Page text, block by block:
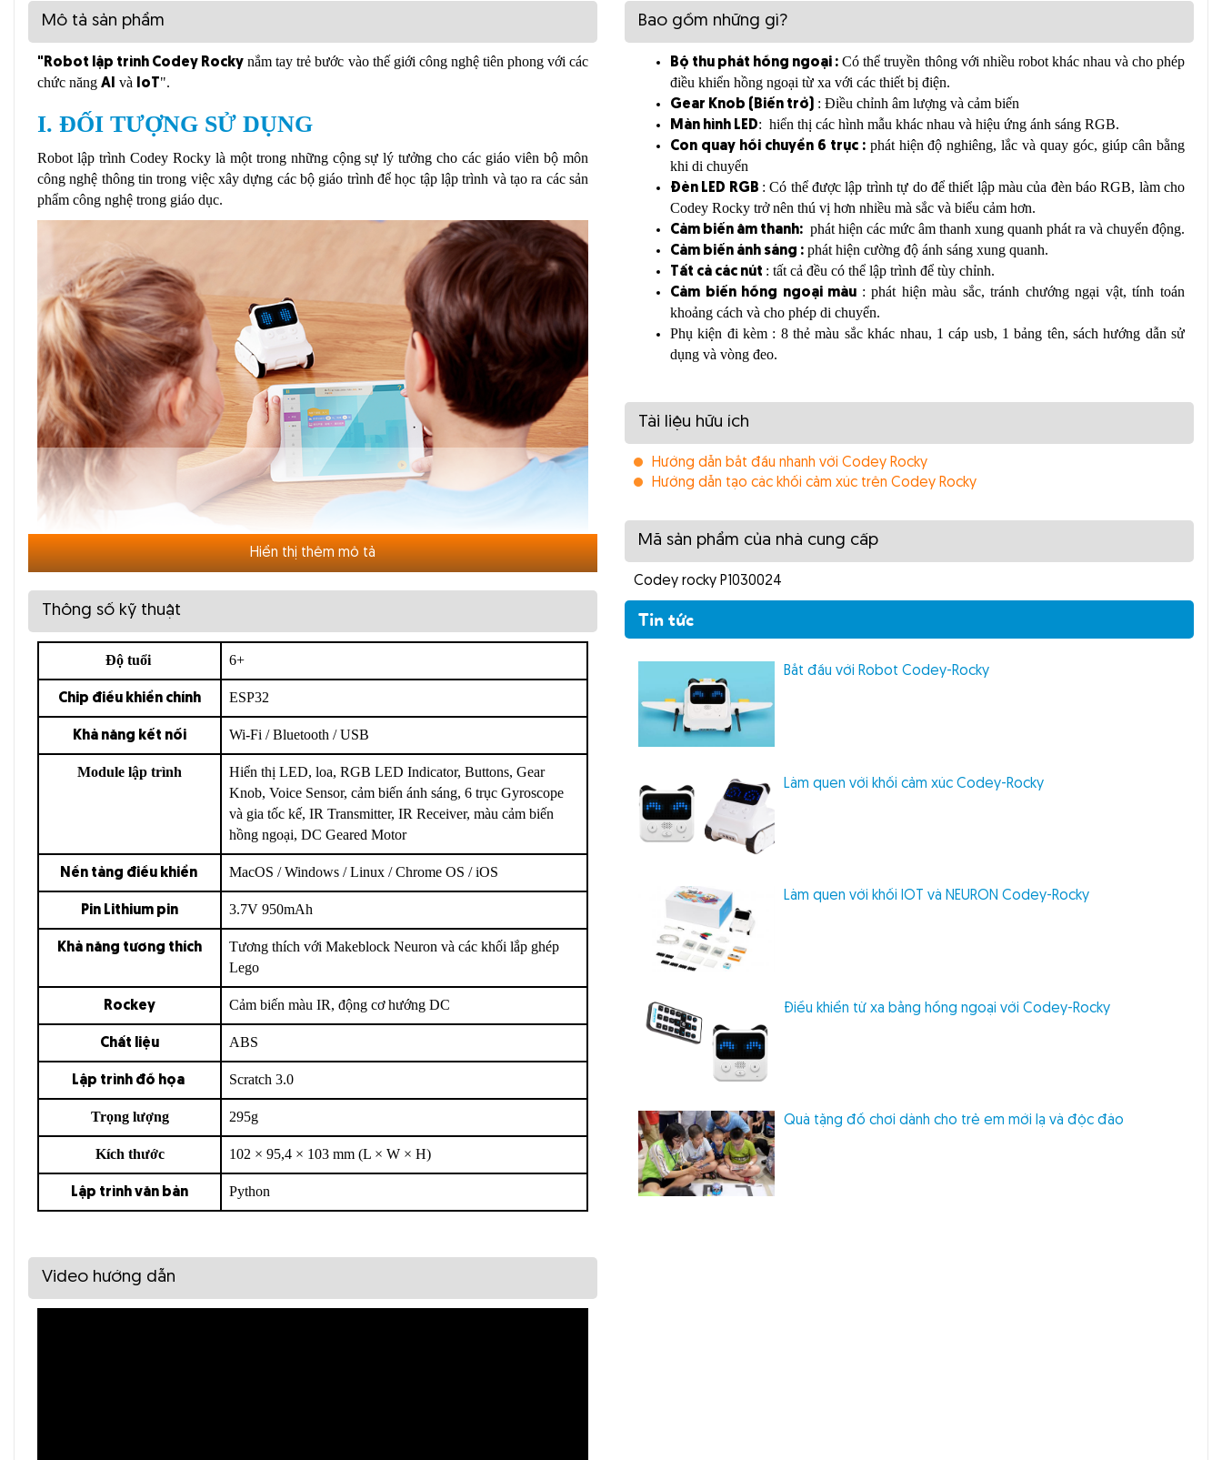
Mô tả sản phẩm
"Robot lập trình Codey Rocky nắm tay trẻ bước vào thế giới công nghệ tiên phong với các
chức năng AI và IoT".
I. ĐỐI TƯỢNG SỬ DỤNG
Robot lập trình Codey Rocky là một trong những cộng sự lý tưởng cho các giáo viên bộ môn
công nghệ thông tin trong việc xây dựng các bộ giáo trình để học tập lập trình và tạo ra các sản
phẩm công nghệ trong giáo dục.
Sản phẩm rất phù hợp để đưa vào các cấp giáo dục như
cứu xây dựng một hệ thống bài giảng lý tưởng về lập trình Scratch, Python, AI và IOT.
Ngoài ra bộ sản phẩm
robot và các cuộc thi sáng tạo tài năng trẻ.
II. NHỮNG BỘ PHẬN CẦU THÀNH TRÊN CODEY
ROCKY
1. Thiết kế 2 trong 1 thích hợp cho đa dạng các tình huống
Hai thiết kế trong cùng một bộ sản phẩm Codey Rocky bao gồm
Rocky
2. Brainy Codey
Được trang bị nhiều cảm biến tích hợp với hơn 10 mô-đun điện tử có thể lập trình, ngoài ra nó
3. Agile Rocky
Là bộ phận cơ thể của
Hiển thị thêm mô tả
Thông số kỹ thuật
Độ tuổi 6+
Chip điều khiển chính ESP32
Khả năng kết nối Wi-Fi / Bluetooth / USB
Module lập trình
Hiển thị LED, loa, RGB LED Indicator, Buttons, Gear
Knob, Voice Sensor, cảm biến ánh sáng, 6 trục Gyroscope
và gia tốc kế, IR Transmitter, IR Receiver, màu cảm biến
hồng ngoại, DC Geared Motor
Nền tảng điều khiển MacOS / Windows / Linux / Chrome OS / iOS
Pin Lithium pin 3.7V 950mAh
Khả năng tương thích
Tương thích với Makeblock Neuron và các khối lắp ghép
Lego
Rockey Cảm biến màu IR, động cơ hướng DC
Chất liệu ABS
Lập trình đồ họa Scratch 3.0
Trọng lượng 295g
Kích thước 102 × 95,4 × 103 mm (L × W × H)
Lập trình văn bản Python
Video hướng dẫn
Bao gồm những gì?
Bộ thu phát hồng ngoại : Có thể truyền thông với nhiều robot khác nhau và cho phép
điều khiển hồng ngoại từ xa với các thiết bị điện.
Gear Knob (Biến trở) : Điều chỉnh âm lượng và cảm biến
Màn hình LED: hiển thị các hình mẫu khác nhau và hiệu ứng ánh sáng RGB.
Con quay hồi chuyển 6 trục :phát hiện độ nghiêng, lắc và quay góc, giúp cân bằng
khi di chuyển
Đèn LED RGB : Có thể được lập trình tự do để thiết lập màu của đèn báo RGB, làm cho
Codey Rocky trở nên thú vị hơn nhiều mà sắc và biểu cảm hơn.
Cảm biến âm thanh: phát hiện các mức âm thanh xung quanh phát ra và chuyển động.
Cảm biến ánh sáng : phát hiện cường độ ánh sáng xung quanh.
Tất cả các nút : tất cả đều có thể lập trình để tùy chỉnh.
Cảm biến hồng ngoại màu : phát hiện màu sắc, tránh chướng ngại vật, tính toán
khoảng cách và cho phép di chuyển.
Phụ kiện đi kèm : 8 thẻ màu sắc khác nhau, 1 cáp usb, 1 bảng tên, sách hướng dẫn sử
dụng và vòng đeo.
Tài liệu hữu ích
Hướng dẫn bắt đầu nhanh với Codey Rocky
Hướng dẫn tạo các khối cảm xúc trên Codey Rocky
Mã sản phẩm của nhà cung cấp
Codey rocky P1030024
Tin tức
Bắt đầu với Robot Codey-Rocky
Làm quen với khối cảm xúc Codey-Rocky
Làm quen với khối IOT và NEURON Codey-Rocky
Điều khiển từ xa bằng hồng ngoại với Codey-Rocky
Quà tặng đồ chơi dành cho trẻ em mới lạ và độc đáo